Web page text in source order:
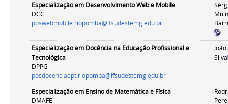
Especializaçãoem Desenvolvimento Web e Mobile
DCC
poswebmobile.riopomba@ifsudestemg.edu.br
Especialização em Docência na Educação Profissional e
Tecnológica
DPPG
posdocenciaept.riopomba@ifsudestemg.edu.br
Silva
Especialização em Ensino de Matemática e Física
DMAFE